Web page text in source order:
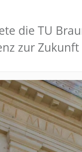
die TU
zur